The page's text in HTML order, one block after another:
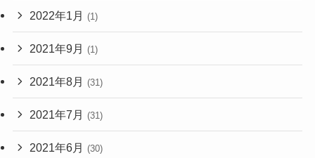
2022年1月 (1)
2021年9月 (1)
2021年8月 (31)
2021年7月 (31)
2021年6月 (30)